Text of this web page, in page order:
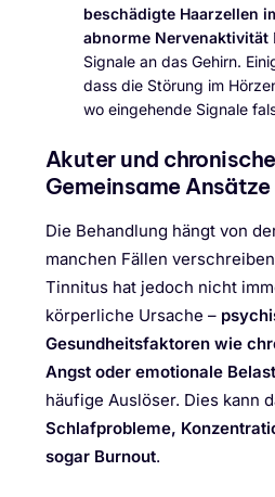
beschädigte Haarzellen
abnorme Nervenaktivität
Signale an das Gehirn.
dass die Störung im
wo eingehende Signale
Akuter und
Gemeinsame Ansätze
Die Behandlung hängt von
manchen Fällen
Tinnitus hat jedoch nicht
körperliche Ursache –
Gesundheitsfaktoren wie
Angst oder emotionale
häufige Auslöser. Dies kann
Schlafprobleme,
sogar Burnout.